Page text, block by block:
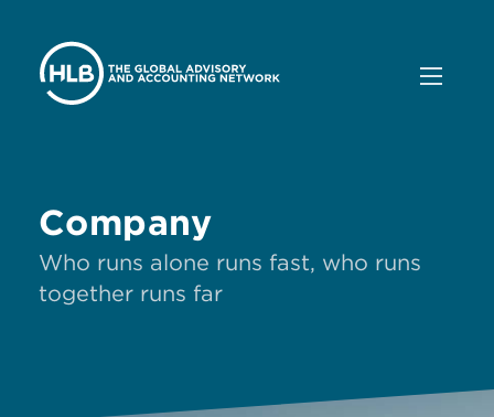
Company
Who runs alone runs fast, who runs
together runs far